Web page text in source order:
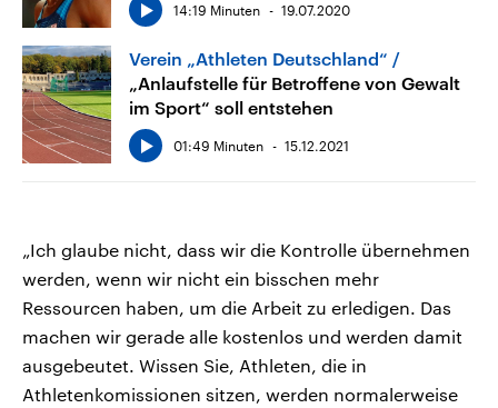
14:19 Minuten 19.07.2020
Verein „Athleten Deutschland“
„Anlaufstelle für Betroffene von Gewalt
im Sport“ soll entstehen
01:49 Minuten 15.12.2021
„Ich glaube nicht, dass wir die Kontrolle übernehmen
werden, wenn wir nicht ein bisschen mehr
Ressourcen haben, um die Arbeit zu erledigen. Das
machen wir gerade alle kostenlos und werden damit
ausgebeutet. Wissen Sie, Athleten, die in
Athletenkomissionen sitzen, werden normalerweise